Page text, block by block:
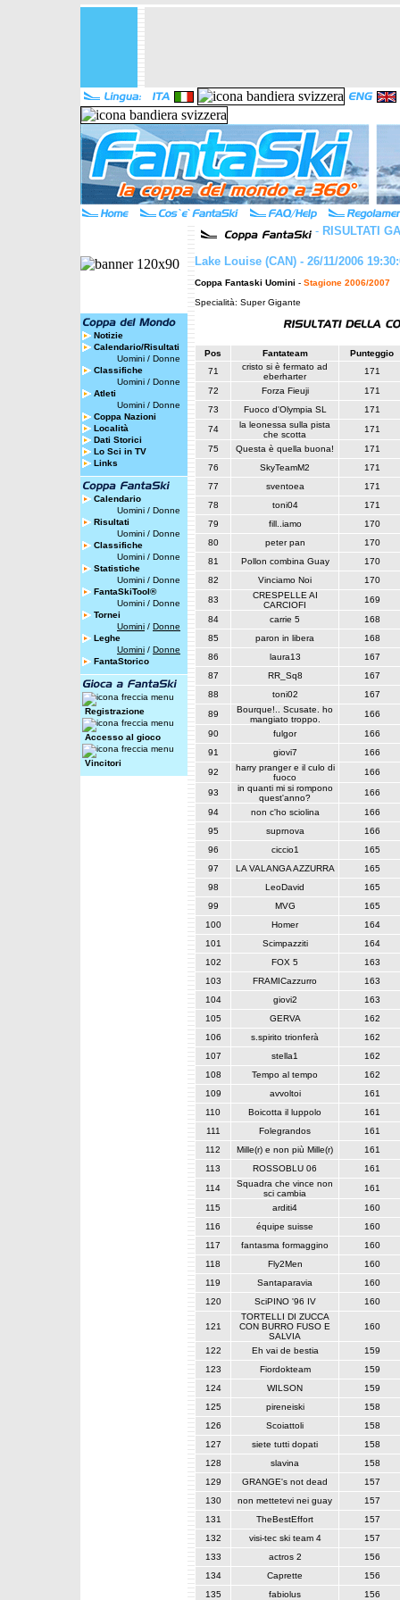
Notizie
Calendario/Risultati
Uomini / Donne
Classifiche
Uomini / Donne
Atleti
Uomini / Donne
Coppa Nazioni
Località
Dati Storici
Lo Sci in TV
Links
Calendario
Uomini / Donne
Risultati
Uomini / Donne
Classifiche
Uomini / Donne
Statistiche
Uomini / Donne
FantaSkiTool®
Uomini / Donne
Tornei
Uomini / Donne
Leghe
Uomini / Donne
FantaStorico
Registrazione
Accesso al gioco
Vincitori
- RISULTATI
Lake Louise (CAN) - 26/11/2006
Coppa Fantaski Uomini - Stagione 2006/2007
Specialità: Super Gigante
Pos Fantateam
Punteggio
71
cristo si è fermato ad
eberharter
171
72
Forza Fieuji
171
73
Fuoco d'Olympia SL
171
74
la leonessa sulla pista
che scotta
171
75
Questa è quella buona!
171
76
SkyTeamM2
171
77
sventoea
171
78
toni04
171
79
fill..iamo
170
80
peter pan
170
81
Pollon combina Guay
170
82
Vinciamo Noi
170
83
CRESPELLE AI
CARCIOFI
169
84
carrie 5
168
85
paron in libera
168
86
laura13
167
87
RR_Sq8
167
88
toni02
167
89
Bourque!.. Scusate. ho
mangiato troppo.
166
90
fulgor
166
91
giovi7
166
92
harry pranger e il culo di
fuoco
166
93
in quanti mi si rompono
quest'anno?
166
94
non c'ho sciolina
166
95
suprnova
166
96
ciccio1
165
97
LA VALANGA AZZURRA
165
98
LeoDavid
165
99
MVG
165
100
Homer
164
101
Scimpazziti
164
102
FOX 5
163
103
FRAMICazzurro
163
104
giovi2
163
105
GERVA
162
106
s.spirito trionferà
162
107
stella1
162
108
Tempo al tempo
162
109
avvoltoi
161
110
Boicotta il luppolo
161
111
Folegrandos
161
112
Mille(r) e non più Mille(r)
161
113
ROSSOBLU 06
161
114
Squadra che vince non
sci cambia
161
115
arditi4
160
116
équipe suisse
160
117
fantasma formaggino
160
118
Fly2Men
160
119
Santaparavia
160
120
SciPINO '96 IV 160
121
TORTELLI DI ZUCCA
CON BURRO FUSO E
SALVIA
160
122 Eh vai de bestia
159
123
Fiordokteam
159
124
WILSON
159
125
pireneiski
158
126
Scoiattoli
158
127
siete tutti dopati
158
128
slavina
158
129
GRANGE's not dead
157
130
non mettetevi nei guay
157
131
TheBestEffort
157
132
visi-tec ski team 4
157
133
actros 2
156
134
Caprette
156
135
fabiolus 156